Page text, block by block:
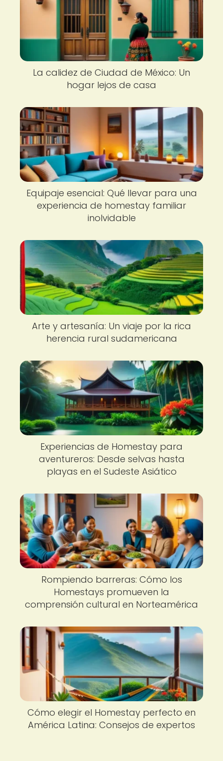
La calidez de Ciudad de México: Un
hogar lejos de casa
Equipaje esencial: Qué llevar para una
experiencia de homestay familiar
inolvidable
Arte y artesanía: Un viaje por la rica
herencia rural sudamericana
Experiencias de Homestay para
aventureros: Desde selvas hasta
playas en el Sudeste Asiático
Rompiendo barreras: Cómo los
Homestays promueven la
comprensión cultural en Norteamérica
Cómo elegir el Homestay perfecto en
América Latina: Consejos de expertos